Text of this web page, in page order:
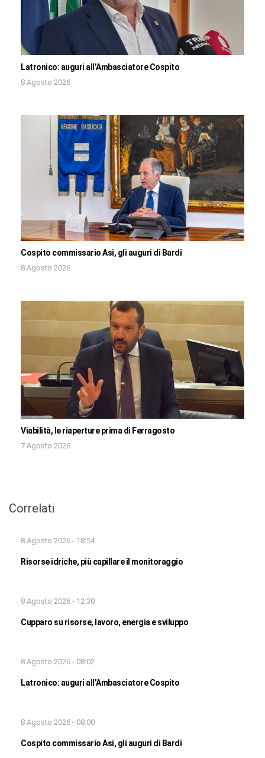
Latronico: auguri all’Ambasciatore Cospito
8 Agosto 2026
Cospito commissario Asi, gli auguri di Bardi
8 Agosto 2026
Viabilità, le riaperture prima di Ferragosto
7 Agosto 2026
Correlati
8 Agosto 2026 - 18:54
Risorse idriche, più capillare il monitoraggio
8 Agosto 2026 - 12:30
Cupparo su risorse, lavoro, energia e sviluppo
8 Agosto 2026 - 08:02
Latronico: auguri all’Ambasciatore Cospito
8 Agosto 2026 - 08:00
Cospito commissario Asi, gli auguri di Bardi